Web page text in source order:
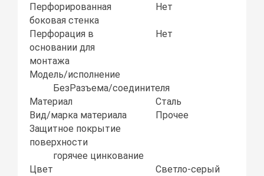
Перфорированная
боковая стенка
Нет
Перфорация в
основании для
монтажа
Нет
Модель/исполнение
БезРазъема/соединителя
Материал
Сталь
Вид/марка материала
Прочее
Защитное покрытие
поверхности
горячее цинкование
Цвет
Светло-серый